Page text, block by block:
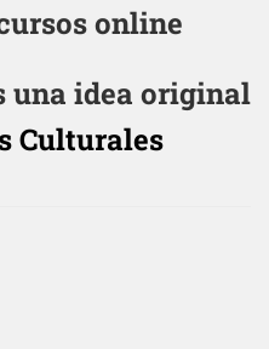
online
una idea original
Culturales